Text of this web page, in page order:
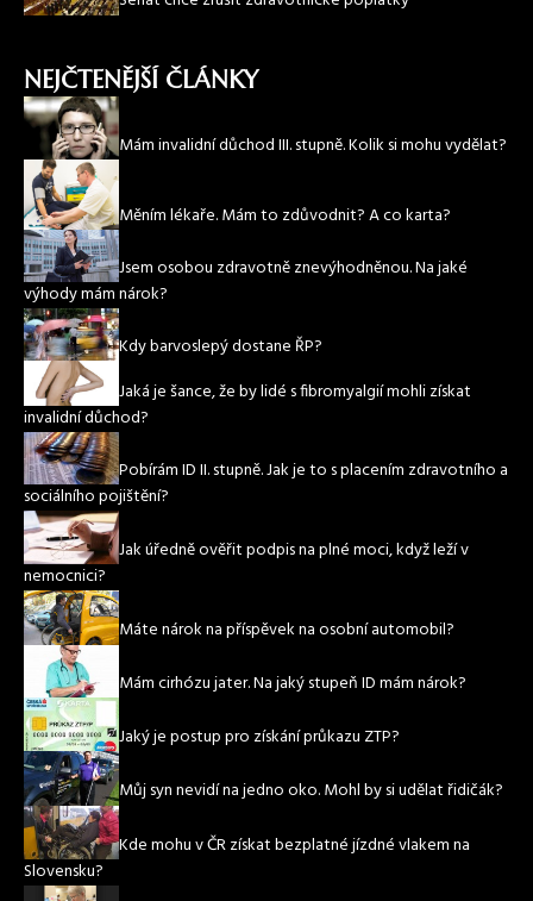
NEJČTENĚJŠÍ ČLÁNKY
Mám invalidní důchod III. stupně. Kolik si mohu vydělat?
Měním lékaře. Mám to zdůvodnit? A co karta?
Jsem osobou zdravotně znevýhodněnou. Na jaké
výhody mám nárok?
Kdy barvoslepý dostane ŘP?
Jaká je šance, že by lidé s fibromyalgií mohli získat
invalidní důchod?
Pobírám ID II. stupně. Jak je to s placením zdravotního a
sociálního pojištění?
Jak úředně ověřit podpis na plné moci, když leží v
nemocnici?
Máte nárok na příspěvek na osobní automobil?
Mám cirhózu jater. Na jaký stupeň ID mám nárok?
Jaký je postup pro získání průkazu ZTP?
Můj syn nevidí na jedno oko. Mohl by si udělat řidičák?
Kde mohu v ČR získat bezplatné jízdné vlakem na
Slovensku?